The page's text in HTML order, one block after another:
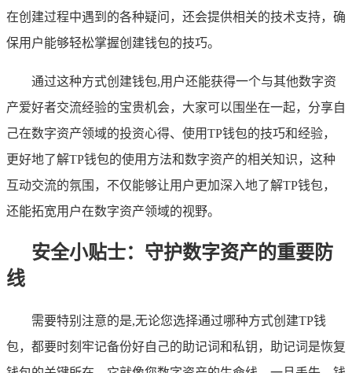
在创建过程中遇到的各种疑问，还会提供相关的技术支持，确
保用户能够轻松掌握创建钱包的技巧。
通过这种方式创建钱包,用户还能获得一个与其他数字资
产爱好者交流经验的宝贵机会，大家可以围坐在一起，分享自
己在数字资产领域的投资心得、使用TP钱包的技巧和经验，
更好地了解TP钱包的使用方法和数字资产的相关知识，这种
互动交流的氛围，不仅能够让用户更加深入地了解TP钱包，
还能拓宽用户在数字资产领域的视野。
安全小贴士：守护数字资产的重要防
线
需要特别注意的是,无论您选择通过哪种方式创建TP钱
包，都要时刻牢记备份好自己的助记词和私钥，助记词是恢复